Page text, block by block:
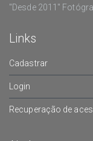
"Desde 2011"
Links
Cadastrar
Login
Recuperação de